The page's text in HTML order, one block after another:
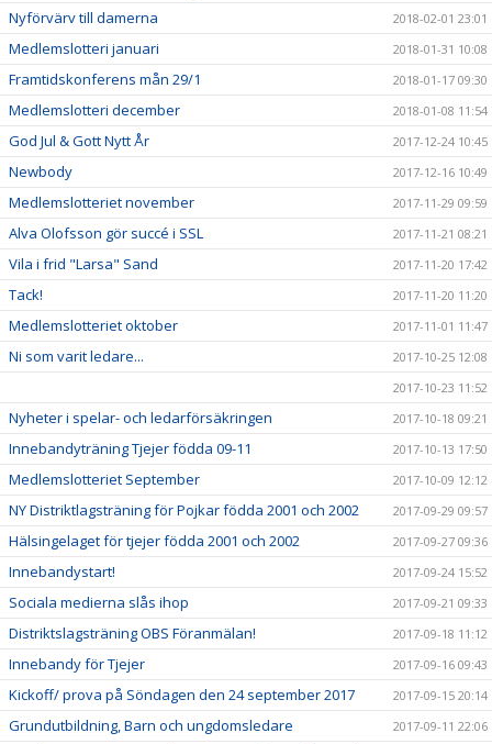
Nyförvärv till damerna 2018-02-01 23:01
Medlemslotteri januari 2018-01-31 10:08
Framtidskonferens mån 29/1 2018-01-17 09:30
Medlemslotteri december 2018-01-08 11:54
God Jul & Gott Nytt År 2017-12-24 10:45
Newbody 2017-12-16 10:49
Medlemslotteriet november 2017-11-29 09:59
Alva Olofsson gör succé i SSL 2017-11-21 08:21
Vila i frid "Larsa" Sand 2017-11-20 17:42
Tack! 2017-11-20 11:20
Medlemslotteriet oktober 2017-11-01 11:47
Ni som varit ledare...
2017-10-25 12:08
2017-10-23 11:52
Nyheter i spelar- och ledarförsäkringen 2017-10-18 09:21
Innebandyträning Tjejer födda 09-11 2017-10-13 17:50
Medlemslotteriet September 2017-10-09 12:12
NY Distriktlagsträning för Pojkar födda 2001 och 2002 2017-09-29 09:57
Hälsingelaget för tjejer födda 2001 och 2002 2017-09-27 09:36
Innebandystart! 2017-09-24 15:52
Sociala medierna slås ihop 2017-09-21 09:33
Distriktslagsträning OBS Föranmälan! 2017-09-18 11:12
Innebandy för Tjejer 2017-09-16 09:43
Kickoff/ prova på Söndagen den 24 september 2017 2017-09-15 20:14
Grundutbildning, Barn och ungdomsledare 2017-09-11 22:06